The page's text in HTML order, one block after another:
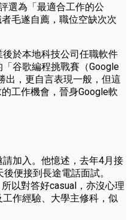
選為「最適合工作的公
毛遂自薦，職位空缺次次
於本地科技公司任職軟件
谷歌編程挑戰賽（Google
出，更自言表現一般，但這
工作機會，晉身Google軟
加入。他憶述，去年4月接
便接到長途電話面試。
以對答好casual，亦沒心理
作經驗、大學主修科，似